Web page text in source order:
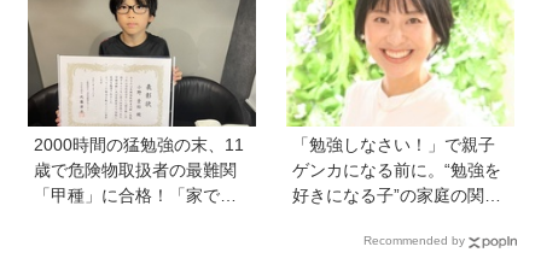
2000時間の猛勉強の末、11
歳で危険物取扱者の最難関
「甲種」に合格！「家で両
「勉強しなさい！」で親子
ゲンカになる前に。“勉強を
好きになる子”の家庭の関わ
永島瑠美先生に訊く》
Recommended by